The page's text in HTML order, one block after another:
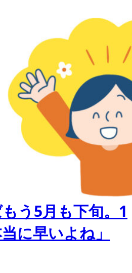
もう5月も下旬。1
に早いよね」